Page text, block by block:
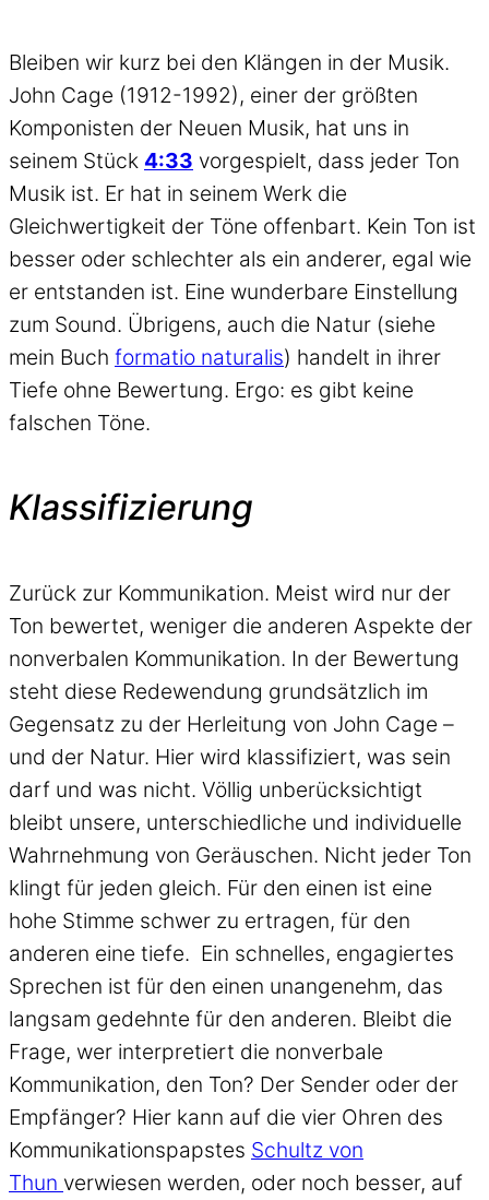
Bleiben wir kurz bei den Klängen in der Musik.
John Cage (1912-1992), einer der größten
Komponisten der Neuen Musik, hat uns in
seinem Stück 4:33 vorgespielt, dass jeder Ton
Musik ist. Er hat in seinem Werk die
Gleichwertigkeit der Töne offenbart. Kein Ton ist
besser oder schlechter als ein anderer, egal wie
er entstanden ist. Eine wunderbare Einstellung
zum Sound. Übrigens, auch die Natur (siehe
mein Buch formatio naturalis) handelt in ihrer
Tiefe ohne Bewertung. Ergo: es gibt keine
falschen Töne.
Klassifizierung
Zurück zur Kommunikation. Meist wird nur der
Ton bewertet, weniger die anderen Aspekte der
nonverbalen Kommunikation. In der Bewertung
steht diese Redewendung grundsätzlich im
Gegensatz zu der Herleitung von John Cage –
und der Natur. Hier wird klassifiziert, was sein
darf und was nicht. Völlig unberücksichtigt
bleibt unsere, unterschiedliche und individuelle
Wahrnehmung von Geräuschen. Nicht jeder Ton
klingt für jeden gleich. Für den einen ist eine
hohe Stimme schwer zu ertragen, für den
anderen eine tiefe. Ein schnelles, engagiertes
Sprechen ist für den einen unangenehm, das
langsam gedehnte für den anderen. Bleibt die
Frage, wer interpretiert die nonverbale
Kommunikation, den Ton? Der Sender oder der
Empfänger? Hier kann auf die vier Ohren des
Kommunikationspapstes Schultz von
Thun verwiesen werden, oder noch besser, auf